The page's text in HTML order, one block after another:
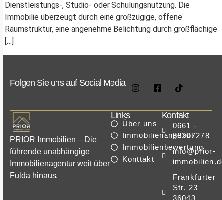
Dienstleistungs-, Studio- oder Schulungsnutzung. Die
Immobilie überzeugt durch eine großzügige, offene
Raumstruktur, eine angenehme Belichtung durch großflächige
[…]
Folgen Sie uns auf Social Media
PRIOR Immobilien – Die
führende unabhängige
Immobilienagentur weit über
Fulda hinaus.
Links
Über uns
Immobilienangebot
Immobilienbewertung
Konttakt
Kontakt
0661 -
86207278
info@prior-
Frankfurter
Str. 23
36043